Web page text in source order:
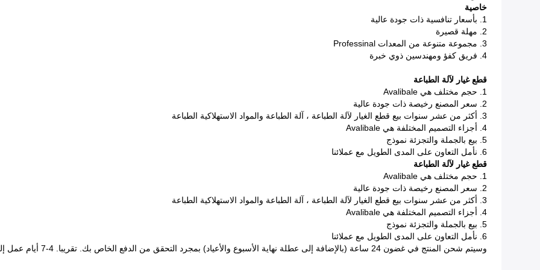
خاصية
1. بأسعار تنافسية ذات جودة عالية
2. مهلة قصيرة
3. مجموعة متنوعة من المعدات Professinal
4. فريق كفؤ ومهندسين ذوي خبرة
قطع غيار لآلة الطباعة
1. حجم مختلف هي Avalibale
2. سعر المصنع رخيصة ذات جودة عالية
3. أكثر من عشر سنوات بيع قطع الغيار لآلة الطباعة ، آلة الطباعة والمواد الاستهلاكية الطباعة
4. أجزاء التصميم المختلفة هي Avalibale
5. بيع بالجملة والتجزئة نموذج
6. نأمل التعاون على المدى الطويل مع عملائنا
قطع غيار لآلة الطباعة
1. حجم مختلف هي Avalibale
2. سعر المصنع رخيصة ذات جودة عالية
3. أكثر من عشر سنوات بيع قطع الغيار لآلة الطباعة ، آلة الطباعة والمواد الاستهلاكية الطباعة
4. أجزاء التصميم المختلفة هي Avalibale
5. بيع بالجملة والتجزئة نموذج
6. نأمل التعاون على المدى الطويل مع عملائنا
وسيتم شحن المنتج في غضون 24 ساعة (بالإضافة إلى عطلة نهاية الأسبوع والأعياد) بمجرد التحقق من الدفع الخاص بك.
تقريبا. 4-7 أيام عمل إلى الولايات المتحدة / المملكة المتحدة / الاتحاد الأفريقي.